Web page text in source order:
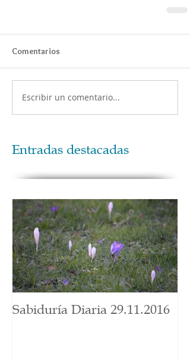
Comentarios
Escribir un comentario...
Entradas destacadas
Sabiduría Diaria 29.11.2016